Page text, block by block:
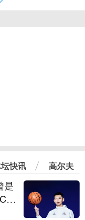
快讯 高尔夫
是